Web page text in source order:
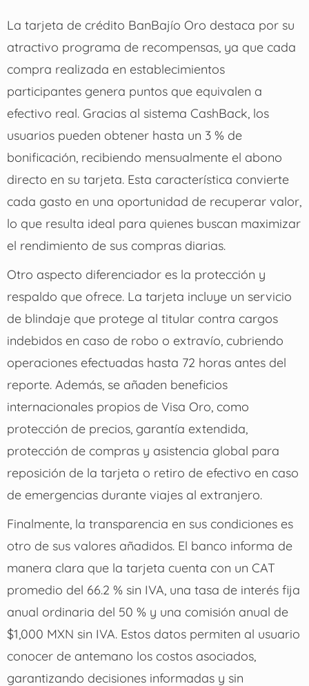
La tarjeta de crédito BanBajío Oro destaca por su
atractivo programa de recompensas, ya que cada
compra realizada en establecimientos
participantes genera puntos que equivalen a
efectivo real. Gracias al sistema CashBack, los
usuarios pueden obtener hasta un 3 % de
bonificación, recibiendo mensualmente el abono
directo en su tarjeta. Esta característica convierte
cada gasto en una oportunidad de recuperar valor,
lo que resulta ideal para quienes buscan maximizar
el rendimiento de sus compras diarias.
Otro aspecto diferenciador es la protección y
respaldo que ofrece. La tarjeta incluye un servicio
de blindaje que protege al titular contra cargos
indebidos en caso de robo o extravío, cubriendo
operaciones efectuadas hasta 72 horas antes del
reporte. Además, se añaden beneficios
internacionales propios de Visa Oro, como
protección de precios, garantía extendida,
protección de compras y asistencia global para
reposición de la tarjeta o retiro de efectivo en caso
de emergencias durante viajes al extranjero.
Finalmente, la transparencia en sus condiciones es
otro de sus valores añadidos. El banco informa de
manera clara que la tarjeta cuenta con un CAT
promedio del 66.2 % sin IVA, una tasa de interés fija
anual ordinaria del 50 % y una comisión anual de
$1,000 MXN sin IVA. Estos datos permiten al usuario
conocer de antemano los costos asociados,
garantizando decisiones informadas y sin